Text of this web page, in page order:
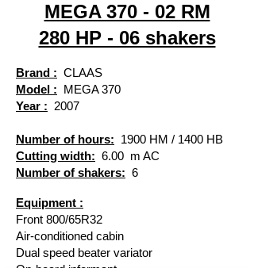
MEGA 370 - 02 RM
280 HP - 06 shakers
Brand : CLAAS
Model : MEGA 370
Year : 2007
Number of hours: 1900 HM / 1400 HB
Cutting width: 6.00 m AC
Number of shakers: 6
Equipment :
Front 800/65R32
Air-conditioned cabin
Dual speed beater variator